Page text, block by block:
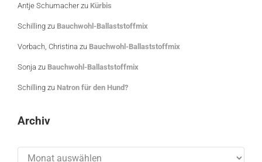
Antje Schumacherzu Kürbis
Schilling zu Bauchwohl-Ballaststoffmix
Vorbach, Christina zu Bauchwohl-Ballaststoffmix
Sonja zu Bauchwohl-Ballaststoffmix
Schilling zu Natron für den Hund?
Archiv